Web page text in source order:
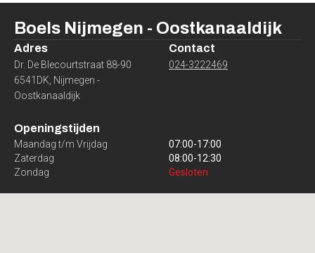
Boels Nijmegen - Oostkanaaldijk
Adres
Dr. De Blecourtstraat 88-90
6541DK Nijmegen -
Oostkanaaldijk
Contact
024-3222469
Openingstijden
Maandag t/m Vrijdag 07:00-17:00
Zaterdag
08:00-12:30
Zondag
Gesloten